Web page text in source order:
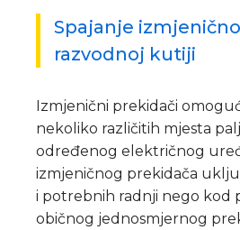
Spajanje
razvodnoj kutiji
Izmjenični prekidači
nekoliko različitih mjesta
određenog električnog
izmjeničnog prekidača
i potrebnih radnji nego kod
običnog jednosmjernog